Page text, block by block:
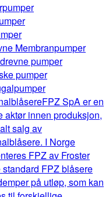
Membranpumper
pumper
pumper
FPZ SpA er en
aktør innen produksjon,
salg av
I Norge
FPZ av Froster
FPZ blåsere
på utløp, som kan